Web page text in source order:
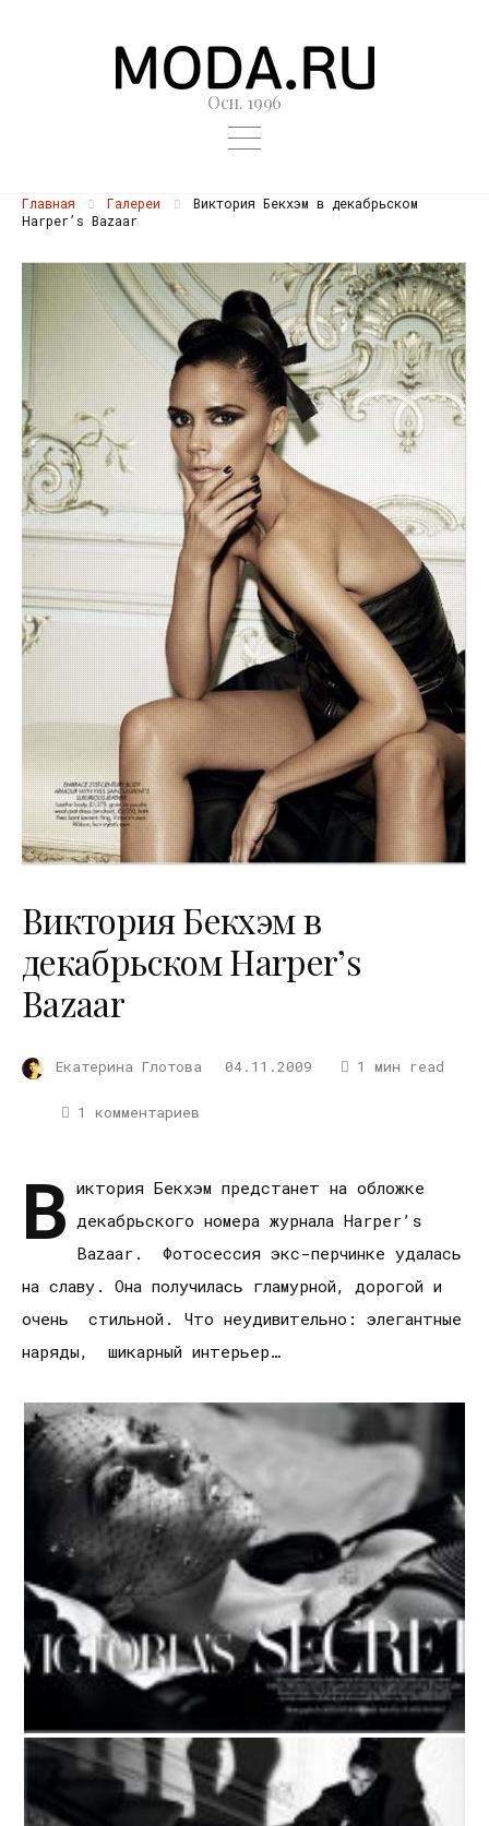
Осн. 1996
Главная Галереи
Виктория Бекхэм в декабрьском
Harper’s Bazaar
Виктория Бекхэм в
декабрьском Harper’s
Bazaar
Екатерина Глотова 04.11.2009 1 мин read
1 комментариев
В иктория Бекхэм предстанет на обложке
декабрьского номера журнала Harper’s
Bazaar. Фотосессия экс-перчинке удалась
на славу. Она получилась гламурной, дорогой и
очень стильной. Что неудивительно: элегантные
наряды, шикарный интерьер…